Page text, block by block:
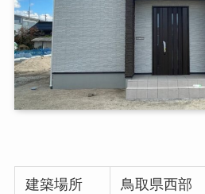
建築場所 鳥取県西部